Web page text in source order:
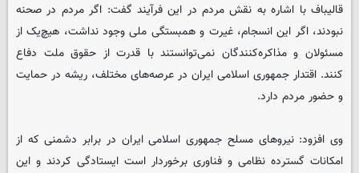
قالیباف با اشاره به نقش مردم در این فرآیند گفت: اگر مردم در صحنه
نبودند، اگر این انسجام، غیرت و همبستگی ملی وجود نداشت، هیچ‌یک از
مسئولان و مذاکره‌کنندگان نمی‌توانستند با قدرت از حقوق ملت دفاع
کنند. اقتدار جمهوری اسلامی ایران در عرصه‌های مختلف، ریشه در حمایت
و حضور مردم دارد.
وی افزود: نیروهای مسلح جمهوری اسلامی ایران در برابر دشمنی که از
امکانات گسترده نظامی و فناوری برخوردار است ایستادگی کردند و این